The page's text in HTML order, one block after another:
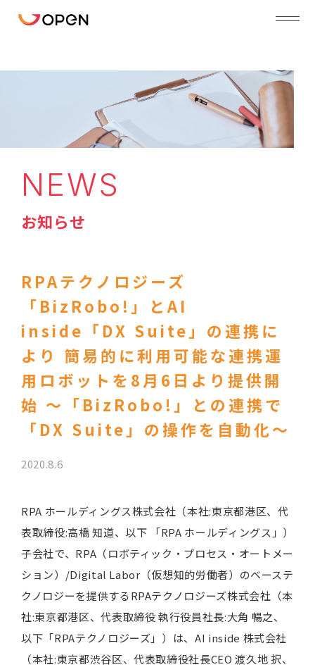
NEWS
お知らせ
RPAテクノロジーズ
「BizRobo!」とAI
inside「DX Suite」の連携に
より 簡易的に利用可能な連携運
用ロボットを8月6日より提供開
始 ～「BizRobo!」との連携で
「DX Suite」の操作を自動化～
2020.8.6
RPA ホールディングス株式会社（本社:東京都港区、代
表取締役:高橋 知道、以下 「RPA ホールディングス」）
子会社で、RPA（ロボティック・プロセス・オートメー
ション）/Digital Labor（仮想知的労働者）のベーステ
クノロジーを提供するRPAテクノロジーズ株式会社（本
社:東京都港区、代表取締役 執行役員社長:大角 暢之、
以下「RPAテクノロジーズ」）は、AI inside 株式会社
（本社:東京都渋谷区、代表取締役社長CEO 渡久地 択、